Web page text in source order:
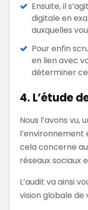
Ensuite, il
digitale en
auxquelles
Pour enfin
en lien avec
déterminer
4. L’étude
Nous l’avons
cela concerne
réseaux sociaux
L’audit va ainsi
vision globale de